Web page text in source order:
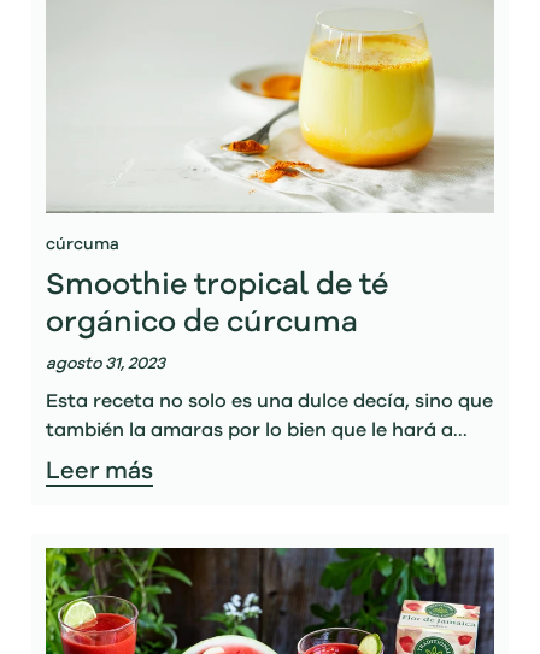
cúrcuma
Smoothie tropical de té
orgánico de cúrcuma
agosto 31, 2023
Esta receta no solo es una dulce decía, sino que
también la amaras por lo bien que le hará a...
Leer más